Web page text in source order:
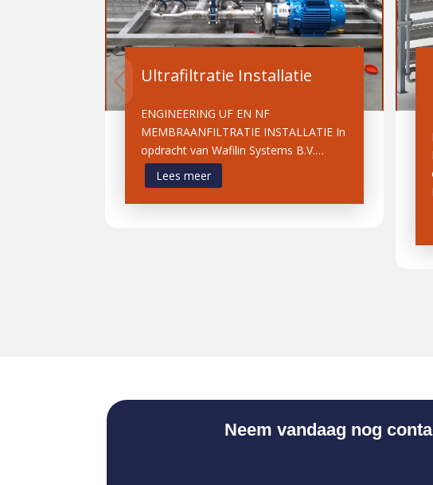
Ultrafiltratie Installatie
ENGINEERING UF EN NF
MEMBRAANFILTRATIE INSTALLATIE In
opdracht van Wafilin Systems B.V.…
Lees meer
Neem vandaag nog